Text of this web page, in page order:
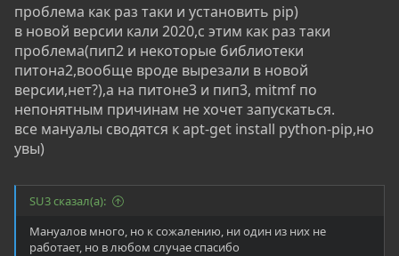
проблема как раз таки и установить pip)
в новой версии кали 2020,с этим как раз таки
проблема(пип2 и некоторые библиотеки
питона2,вообще вроде вырезали в новой
версии,нет?),а на питоне3 и пип3, mitmf по
непонятным причинам не хочет запускаться.
все мануалы сводятся к apt-get install python-pip,но
увы)
SU3 сказал(а):
Мануалов много, но к сожалению, ни один из них не
работает, но в любом случае спасибо